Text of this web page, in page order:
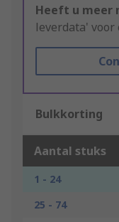
Heeft u meer
leverdata'
Bulkkorting
Aantal stuks
1 - 24
25 - 74